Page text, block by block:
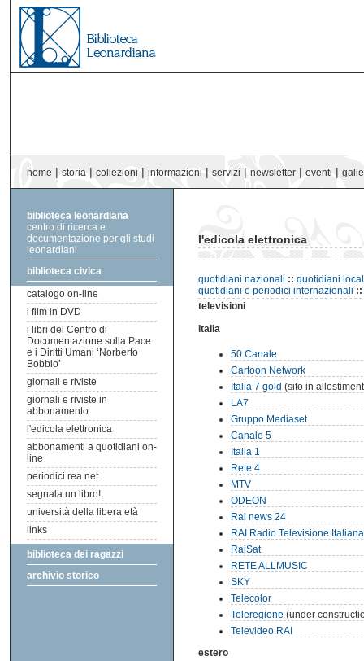
home | storia | collezioni | informazioni | servizi | newsletter | eventi |
biblioteca leonardiana
centro di ricerca e
documentazione per gli studi
leonardiani
biblioteca civica
catalogo on-line
i film in DVD
i libri del Centro di
Documentazione sulla Pace
e i Diritti Umani ‘Norberto
Bobbio’
giornali e riviste
giornali e riviste in
abbonamento
l'edicola elettronica
abbonamenti a quotidiani on-
line
periodici rea.net
segnala un libro!
università della libera età
links
biblioteca dei ragazzi
archivio storico
l'edicola elettronica
quotidiani nazionali :: quotidiani
quotidiani e periodici internazionali ::
televisioni
italia
50 Canale
Cartoon Network
Italia 7 gold (sito in
LA7
Gruppo Mediaset
Canale 5
Italia 1
Rete 4
MTV
ODEON
Rai news 24
RAI Radio Televisione Italiana
RaiSat
RETE ALLMUSIC
SKY
Telecolor
Teleregione (under
Televideo RAI
estero